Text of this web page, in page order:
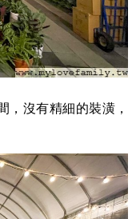
，沒有精細的裝潢，